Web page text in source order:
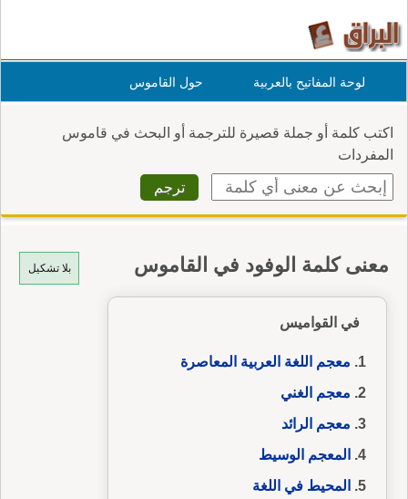
لوحة المفاتيح بالعربية حول القاموس
اكتب كلمة أو جملة قصيرة للترجمة أو البحث في قاموس
المفردات
بلا تشكيل معنى كلمة الوفود في القاموس
في القواميس
معجم اللغة العربية المعاصرة
معجم الغني
معجم الرائد
المعجم الوسيط
المحيط في اللغة